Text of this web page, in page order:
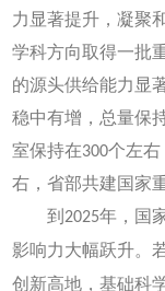
力显著提升，凝聚
学科方向取得一批
的源头供给能力显
稳中有增，总量保
室保持在300个左
右，省部共建国家
到2025年，国家
影响力大幅跃升。
创新高地，基础科